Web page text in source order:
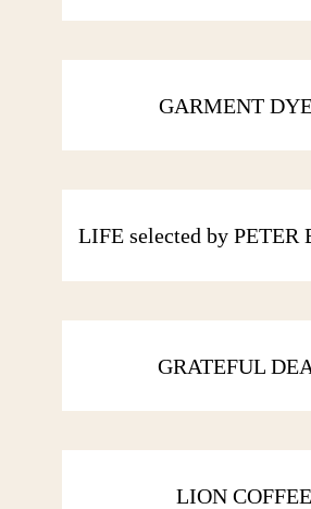
GARMENT
LIFE selected by
GRATEFUL
LION COFFEE